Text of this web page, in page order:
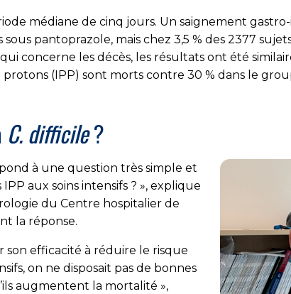
médiane de cinq jours. Un saignement
pantoprazole, mais chez 3,5 % des 2377
concerne les décès, les résultats ont été
(IPP) sont morts contre 30 % dans le
C. difficile?
à une question très simple et
aux soins intensifs ? », explique
du Centre hospitalier de
la réponse.
efficacité à réduire le risque
on ne disposait pas de bonnes
augmentent la mortalité »,